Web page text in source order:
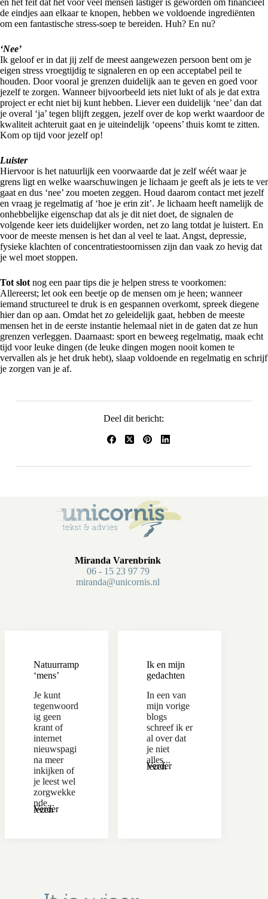
en het feit dat het voor veel mensen lastiger is geworden om financieel
de eindjes aan elkaar te knopen, hebben we voldoende ingrediënten
om een fantastische stress-soep te bereiden. Huh? En nu?
‘Nee’
Ik geloof er in dat jij zelf de meest aangewezen persoon bent om je
eigen stress vroegtijdig te signaleren en op een acceptabel peil te
houden. Door vooral je grenzen duidelijk aan te geven en goed voor
jezelf te zorgen. Wanneer bijvoorbeeld iets niet lukt of als je dat extra
project er echt niet bij kunt hebben. Liever een duidelijk ‘nee’ dan dat
je overal ‘ja’ tegen blijft zeggen, jezelf over de kop werkt waardoor de
kwaliteit achteruit gaat en je uiteindelijk ‘opeens’ thuis komt te zitten.
Kom op tijd voor jezelf op!
Luister
Hiervoor is het natuurlijk een voorwaarde dat je zelf wéét waar je
grens ligt en welke waarschuwingen je lichaam je geeft als je iets te ver
gaat en dus ‘nee’ zou moeten zeggen. Houd daarom contact met jezelf
en vraag je regelmatig af ‘hoe je erin zit’. Je lichaam heeft namelijk de
onhebbelijke eigenschap dat als je dit niet doet, de signalen de
volgende keer iets duidelijker worden, net zo lang totdat je luistert. En
voor de meeste mensen is het dan al veel te laat. Angst, depressie,
fysieke klachten of concentratiestoornissen zijn dan vaak zo hevig dat
je wel moet stoppen.
Tot slot nog een paar tips die je helpen stress te voorkomen:
Allereerst; let ook een beetje op de mensen om je heen; wanneer
iemand structureel te druk is en gespannen overkomt, spreek diegene
hier dan op aan. Omdat het zo geleidelijk gaat, hebben de meeste
mensen het in de eerste instantie helemaal niet in de gaten dat ze hun
grenzen verleggen. Daarnaast: sport en beweeg regelmatig, maak echt
tijd voor leuke dingen (de leuke dingen mogen nooit komen te
vervallen als je het druk hebt), slaap voldoende en regelmatig en schrijf
je zorgen van je af.
Deel dit bericht:
Miranda Varenbrink
06 - 15 23 97 79
miranda@unicornis.nl
Natuurramp
‘mens’
Je kunt
tegenwoord
ig geen
krant of
internet
nieuwspagi
na meer
inkijken of
je leest wel
zorgwekke
nde...
Verder lezen
Ik en mijn
gedachten
In een van
mijn vorige
blogs
schreef ik er
al over dat
je niet
alles...
Verder lezen